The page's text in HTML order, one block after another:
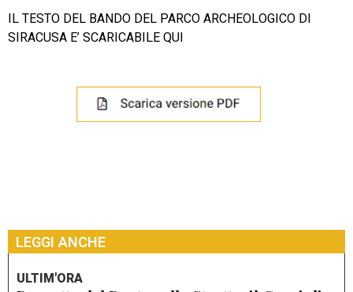
IL TESTO DEL BANDO DEL PARCO ARCHEOLOGICO DI
SIRACUSA E’ SCARICABILE QUI
LEGGI ANCHE
ULTIM'ORA